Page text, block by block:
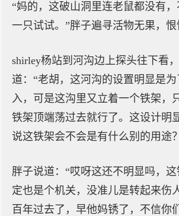
“妈的，这破山洞里连老鼠都没有
一只试试。”胖子遍寻活物无果，恨
shirley杨站到河沟边上探头往下看
道：“老胡，这河沟的设置明显是
入，可是这沟里又立着一个铁架，
铁架顶端荡过去就行了。这设计明
说这铁架会不会是有什么别的用途
胖子说道：“哎呀这还不明显吗，
定也是个机关，没准儿是转起来伤
百年过去了，早他妈锈了，不信你